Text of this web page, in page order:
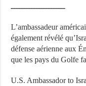
ــــــــــــــــــــــ
L’ambassadeur
également révélé
défense aérienne aux
que les pays du Golfe
U.S. Ambassador to